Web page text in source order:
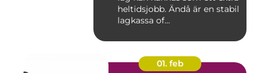
heltidsjobb. Ändå är en stabil
lagkassa of...
01. feb